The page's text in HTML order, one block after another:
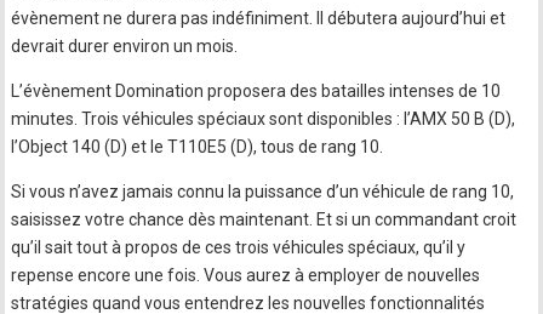
évènement ne durera pas indéfiniment. Il débutera aujourd’hui et
devrait durer environ un mois.
L’évènement Domination proposera des batailles intenses de 10
minutes. Trois véhicules spéciaux sont disponibles : l’AMX 50 B (D),
l’Object 140 (D) et le T110E5 (D), tous de rang 10.
Si vous n’avez jamais connu la puissance d’un véhicule de rang 10,
saisissez votre chance dès maintenant. Et si un commandant croit
qu’il sait tout à propos de ces trois véhicules spéciaux, qu’il y
repense encore une fois. Vous aurez à employer de nouvelles
stratégies quand vous entendrez les nouvelles fonctionnalités